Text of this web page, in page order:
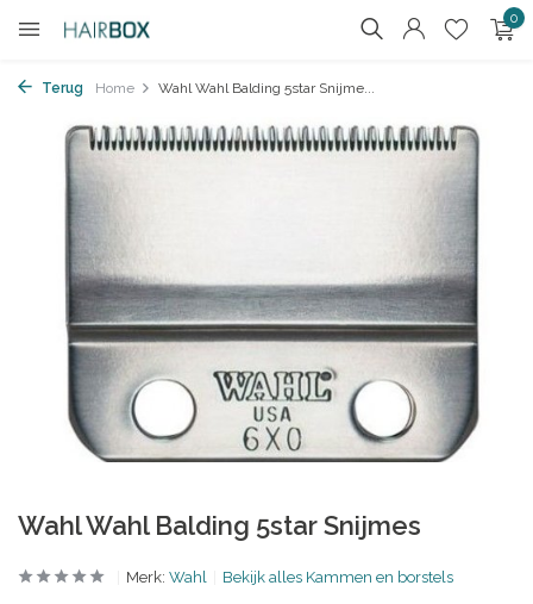
0
Terug Home Wahl Wahl Balding 5star Snijme...
Wahl Wahl Balding 5star Snijmes
Merk: Wahl Bekijk alles Kammen en borstels